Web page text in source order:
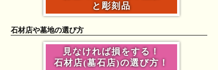
と彫刻品
石材店や墓地の選び方
見なければ損をする！
石材店(墓石店)の選び方！